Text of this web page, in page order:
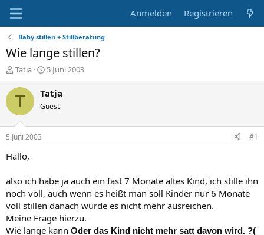
Anmelden Registrieren
Baby stillen + Stillberatung
Wie lange stillen?
E
r
s
e
r
Tatja
E
r
s
e
t
5 Juni 2003
T Tatja
Guest
5 Juni 2003 #1
Hallo,
also ich habe ja auch ein fast 7 Monate altes Kind, ich stille ihn
noch voll, auch wenn es heißt man soll Kinder nur 6 Monate
voll stillen danach würde es nicht mehr ausreichen.
Meine Frage hierzu.
Wie lange kann Oder das Kind nicht mehr satt davon wird. ?(